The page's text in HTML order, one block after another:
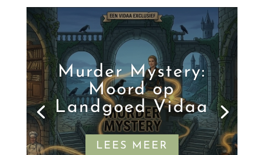
Murder Mystery:
Moord op
Landgoed Vidaa
LEES MEER